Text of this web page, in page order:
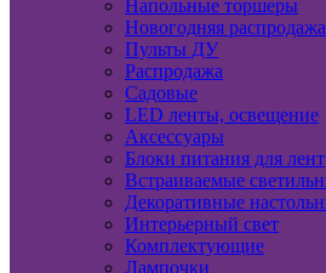
Напольные торшеры
Новогодняя распродажа
Пульты ДУ
Распродажа
Садовые
LED ленты, освещение
Аксессуары
Блоки питания для лент
Встраиваемые
Декоративные
Интерьерный свет
Комплектующие
Лампочки